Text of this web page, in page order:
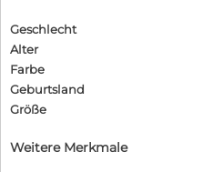
Geschlecht
Alter
Farbe
Geburtsland
Größe
Weitere Merkmale